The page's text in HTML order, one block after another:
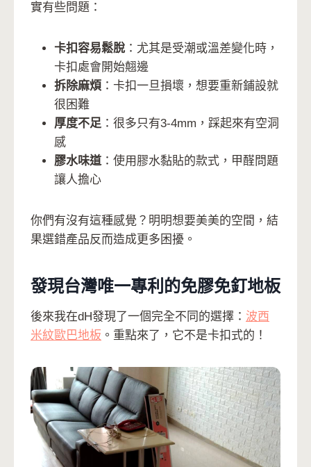
實有些問題：
卡扣容易鬆脫 ：尤其是受潮或溫差變化時，
卡扣處會開始翹邊
拆除麻煩 ：卡扣一旦損壞，想要重新鋪設就
很困難
厚度不足：很多只有3-4mm，踩起來有空洞
感
膠水味道：使用膠水黏貼的款式，甲醛問題
讓人擔心
你們有沒有這種感覺？明明想要美美的空間，結
果選錯產品反而造成更多困擾。
發現台灣唯一專利的免膠免釘地板
後來我在dH發現了一個完全不同的選擇： 波西
米紋歐巴地板 。重點來了，它不是卡扣式的！